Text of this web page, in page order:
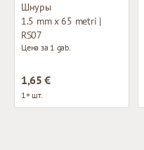
Шнуры
1.5 mm x 65 metri |
RS07
Цена за 1 gab.
1,65 €
1+ шт.